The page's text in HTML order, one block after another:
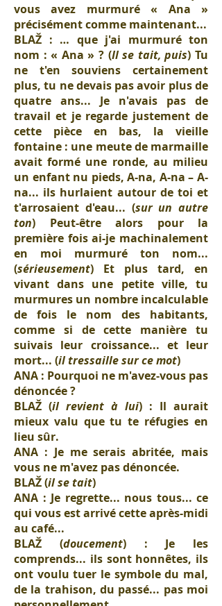
vous avez murmuré « Ana »
précisément comme maintenant...
BLAŽ : … que j'ai murmuré ton
nom : « Ana » ? (Il se tait, puis) Tu
ne t'en souviens certainement
plus, tu ne devais pas avoir plus de
quatre ans... Je n'avais pas de
travail et je regarde justement de
cette pièce en bas, la vieille
fontaine : une meute de marmaille
avait formé une ronde, au milieu
un enfant nu pieds, A-na, A-na – A-
na... ils hurlaient autour de toi et
t'arrosaient d'eau... (sur un autre
ton) Peut-être alors pour la
première fois ai-je machinalement
en moi murmuré ton nom...
(sérieusement) Et plus tard, en
vivant dans une petite ville, tu
murmures un nombre incalculable
de fois le nom des habitants,
comme si de cette manière tu
suivais leur croissance... et leur
mort... (il tressaille sur ce mot)
ANA : Pourquoi ne m'avez-vous pas
dénoncée ?
BLAŽ (il revient à lui) : Il aurait
mieux valu que tu te réfugies en
lieu sûr.
ANA : Je me serais abritée, mais
vous ne m'avez pas dénoncée.
BLAŽ (il se tait)
ANA : Je regrette... nous tous... ce
qui vous est arrivé cette après-midi
au café...
BLAŽ (doucement) : Je les
comprends... ils sont honnêtes, ils
ont voulu tuer le symbole du mal,
de la trahison, du passé... pas moi